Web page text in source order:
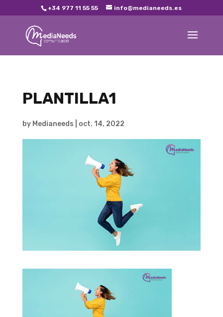
+34 977 11 55 55 info@medianeeds.es
PLANTILLA1
by Medianeeds oct. 14, 2022